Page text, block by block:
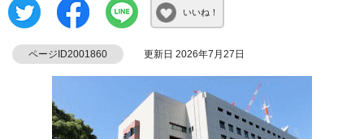
いいね！
ページID2001860 更新日 2026年7月27日